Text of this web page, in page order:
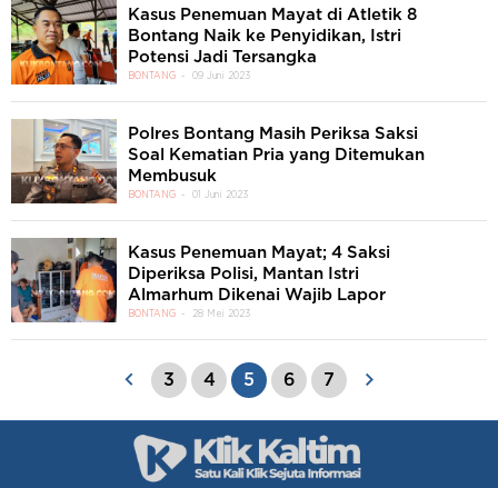
Kasus Penemuan Mayat di Atletik 8
Bontang Naik ke Penyidikan, Istri
Potensi Jadi Tersangka
BONTANG 09 Juni 2023
Polres Bontang Masih Periksa Saksi
Soal Kematian Pria yang Ditemukan
Membusuk
BONTANG 01 Juni 2023
Kasus Penemuan Mayat; 4 Saksi
Diperiksa Polisi, Mantan Istri
Almarhum Dikenai Wajib Lapor
BONTANG 28 Mei 2023
3 4 5 6 7